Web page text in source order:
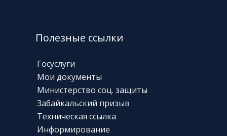
Полезные ссылки
Госуслуги
Мои документы
Министерство соц. защиты
Забайкальский призыв
Техническая ссылка
Информирование